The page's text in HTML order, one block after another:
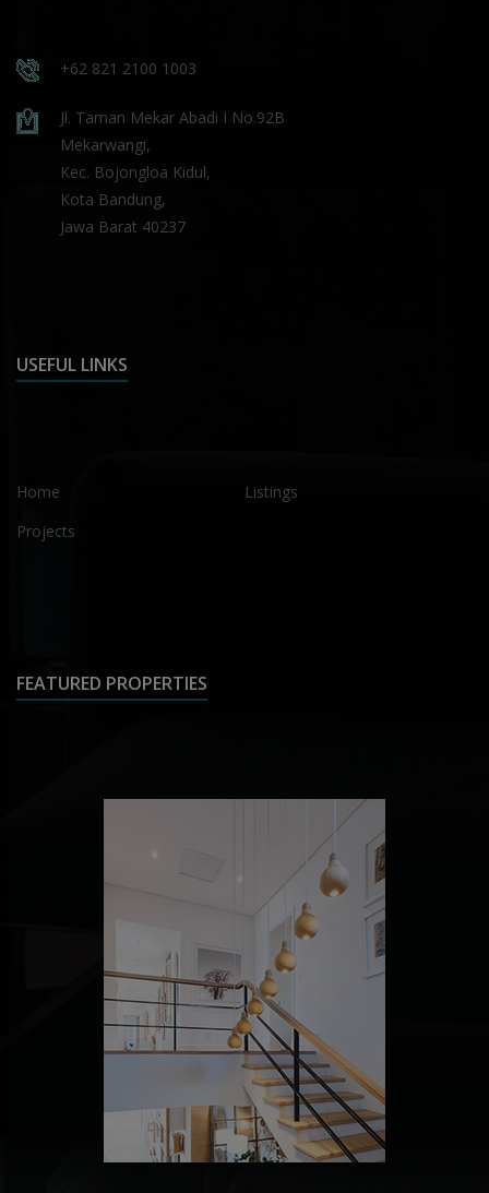
+62 821 2100 1003
Jl. Taman Mekar Abadi I No.92B
Mekarwangi,
Kec. Bojongloa Kidul,
Kota Bandung,
Jawa Barat 40237
USEFUL LINKS
Home
Listings
Projects
FEATURED PROPERTIES